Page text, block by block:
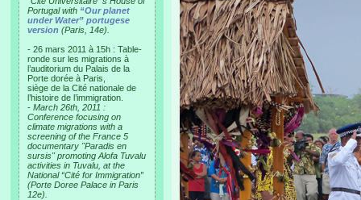
Portugal with “Our planet
under Water” portugese
version (Paris, 14e).
- 26 mars 2011 à 15h : Table-
ronde sur les migrations à
l’auditorium du Palais de la
Porte dorée à Paris,
siège de la Cité nationale de
l’histoire de l’immigration.
- March 26th, 2011 :
Conference focusing on
climate migrations with a
screening of the France 5
documentary "Paradis en
sursis" promoting Alofa Tuvalu
activities in Tuvalu, at the
National “Cité for Immigration”
(Porte Doree Palace in Paris
12e).